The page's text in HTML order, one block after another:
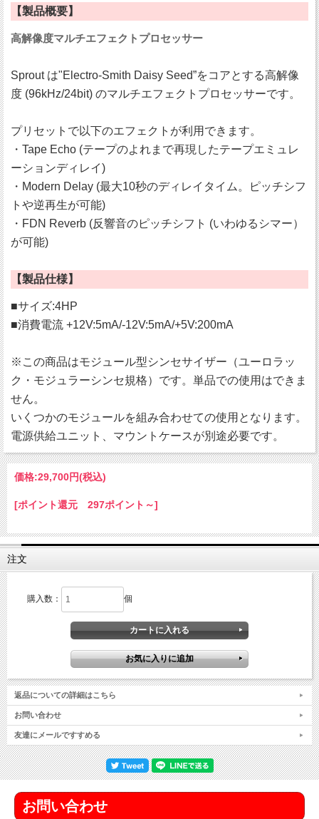
【製品概要】
高解像度マルチエフェクトプロセッサー
Sprout は"Electro-Smith Daisy Seed”をコアとする高解像
度 (96kHz/24bit) のマルチエフェクトプロセッサーです。
プリセットで以下のエフェクトが利用できます。
・Tape Echo (テープのよれまで再現したテープエミュレ
ーションディレイ)
・Modern Delay (最大10秒のディレイタイム。ピッチシフ
トや逆再生が可能)
・FDN Reverb (反響音のピッチシフト (いわゆるシマー）
が可能)
【製品仕様】
■サイズ:4HP
■消費電流 +12V:5mA/-12V:5mA/+5V:200mA
※この商品はモジュール型シンセサイザー（ユーロラッ
ク・モジュラーシンセ規格）です。単品での使用はできま
せん。
いくつかのモジュールを組み合わせての使用となります。
電源供給ユニット、マウントケースが別途必要です。
価格:29,700円(税込)
[ポイント還元 297ポイント～]
注文
購入数： 個
返品についての詳細はこちら
お問い合わせ
友達にメールですすめる
お問い合わせ